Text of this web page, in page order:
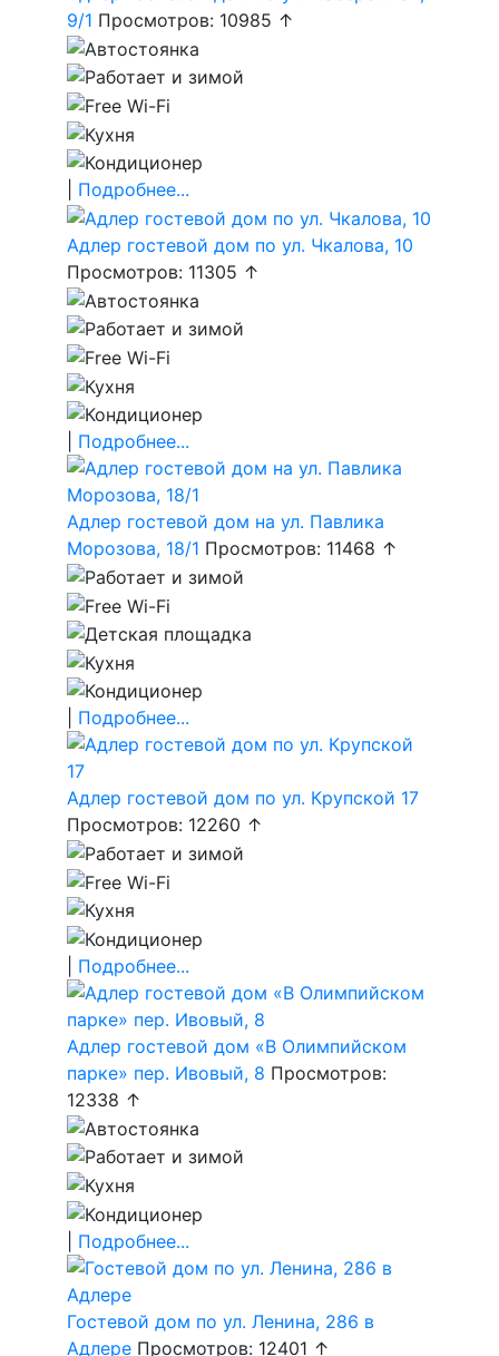
9/1 Просмотров: 10985 ↑
Подробнее...
Адлер гостевой дом по ул. Чкалова, 10
Просмотров: 11305 ↑
Подробнее...
Адлер гостевой дом на ул. Павлика
Морозова, 18/1 Просмотров: 11468 ↑
Подробнее...
Адлер гостевой дом по ул. Крупской 17
Просмотров: 12260 ↑
Подробнее...
Адлер гостевой дом «В Олимпийском
парке» пер. Ивовый, 8 Просмотров:
12338 ↑
Подробнее...
Гостевой дом по ул. Ленина, 286 в
Адлере Просмотров: 12401 ↑